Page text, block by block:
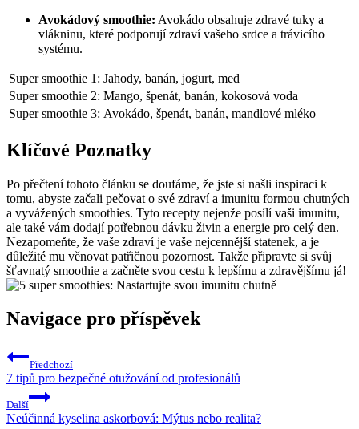
Avokádový smoothie: Avokádo obsahuje zdravé tuky a
vlákninu, které podporují zdraví vašeho srdce a trávicího
systému.
Super smoothie 1: Jahody, banán, jogurt, med
Super smoothie 2: Mango, špenát, banán, kokosová voda
Super smoothie 3: Avokádo, špenát, banán, mandlové mléko
Klíčové Poznatky
Po přečtení tohoto článku se doufáme, že jste si našli inspiraci k
tomu, abyste začali pečovat o své zdraví a imunitu formou chutných
a vyvážených smoothies. Tyto recepty nejenže posílí vaši imunitu,
ale také vám dodají potřebnou dávku živin a energie pro celý den.
Nezapomeňte, že vaše zdraví je vaše nejcennější statenek, a je
důležité mu věnovat patřičnou pozornost. Takže připravte si svůj
šťavnatý smoothie a začněte svou cestu k lepšímu a zdravějšímu já!
Navigace pro příspěvek
Předchozí
7 tipů pro bezpečné otužování od profesionálů
Další
Neúčinná kyselina askorbová: Mýtus nebo realita?